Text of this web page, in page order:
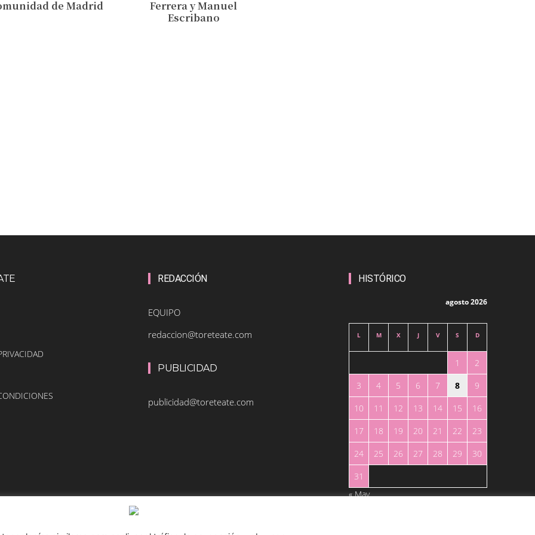
de Madrid
Ferrera y Manuel
Escribano
REDACCIÓN
EQUIPO
redaccion@toreteate.com
PUBLICIDAD
publicidad@toreteate.com
HISTÓRICO
agosto 2026
L M X J V S D
1
2
3
4 5 6 7 8
9
10
11 12 13 14 15
16
17
18 19 20 21 22
23
24
25 26 27 28 29
30
31
« May